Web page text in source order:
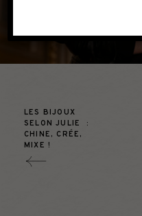
LES BIJOUX
SELON JULIE  :
CHINE, CRÉE,
MIXE !